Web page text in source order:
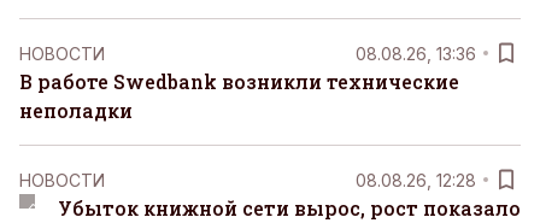
НОВОСТИ 08.08.26, 13:36
В работе Swedbank возникли технические
неполадки
НОВОСТИ 08.08.26, 12:28
Убыток книжной сети вырос, рост показало